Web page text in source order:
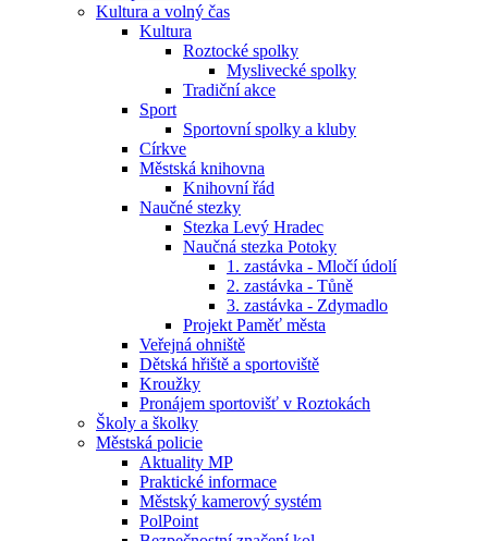
Kultura a volný čas
Kultura
Roztocké spolky
Myslivecké spolky
Tradiční akce
Sport
Sportovní spolky a kluby
Církve
Městská knihovna
Knihovní řád
Naučné stezky
Stezka Levý Hradec
Naučná stezka Potoky
1. zastávka - Mločí údolí
2. zastávka - Tůně
3. zastávka - Zdymadlo
Projekt Paměť města
Veřejná ohniště
Dětská hřiště a sportoviště
Kroužky
Pronájem sportovišť v Roztokách
Školy a školky
Městská policie
Aktuality MP
Praktické informace
Městský kamerový systém
PolPoint